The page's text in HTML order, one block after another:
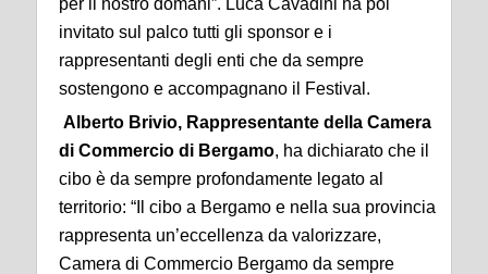
invitato sul palco tutti gli sponsor e i
rappresentanti degli enti che da sempre
sostengono e accompagnano il Festival.
Alberto Brivio, Rappresentante della Camera
di Commercio di Bergamo, ha dichiarato che il
cibo è da sempre profondamente legato al
territorio: “Il cibo a Bergamo e nella sua provincia
rappresenta un’eccellenza da valorizzare,
Camera di Commercio Bergamo da sempre